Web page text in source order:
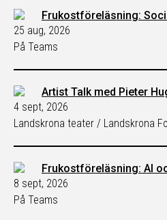
Frukostföreläsning:
25 aug, 2026
På Teams
Artist Talk med Pieter
4 sept, 2026
Landskrona teater / Landskrona
Frukostföreläsning: AI
8 sept, 2026
På Teams